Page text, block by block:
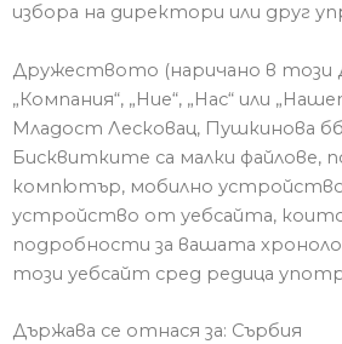
избора на директори или друг
Дружеството (наричано в този
„Компания“, „Ние“, „Нас“ или
Младост Лесковац, Пушкинова бб
Бисквитките са малки файлове,
компютър, мобилно устройство
устройство от уебсайта,
подробности за вашата
този уебсайт сред редица
Държава се отнася за: Сърбия